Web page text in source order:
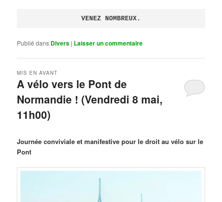
VENEZ NOMBREUX.
Publié dans Divers | Laisser un commentaire
A vélo vers le Pont de
Normandie ! (Vendredi 8 mai,
11h00)
MIS EN AVANT
Journée conviviale et manifestive pour le droit au vélo sur le
Pont